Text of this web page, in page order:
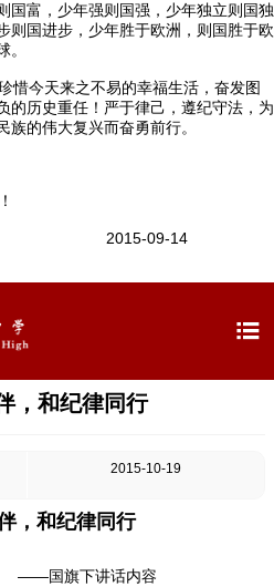
国富，少年强则国强，少年独立则国独
则国进步，少年胜于欧洲，则国胜于欧
球。
今天来之不易的幸福生活，奋发图
的历史重任！严于律己，遵纪守法，为
族的伟大复兴而奋勇前行。
！
14

，和纪律同行
2015-10-19
，和纪律同行
话内容